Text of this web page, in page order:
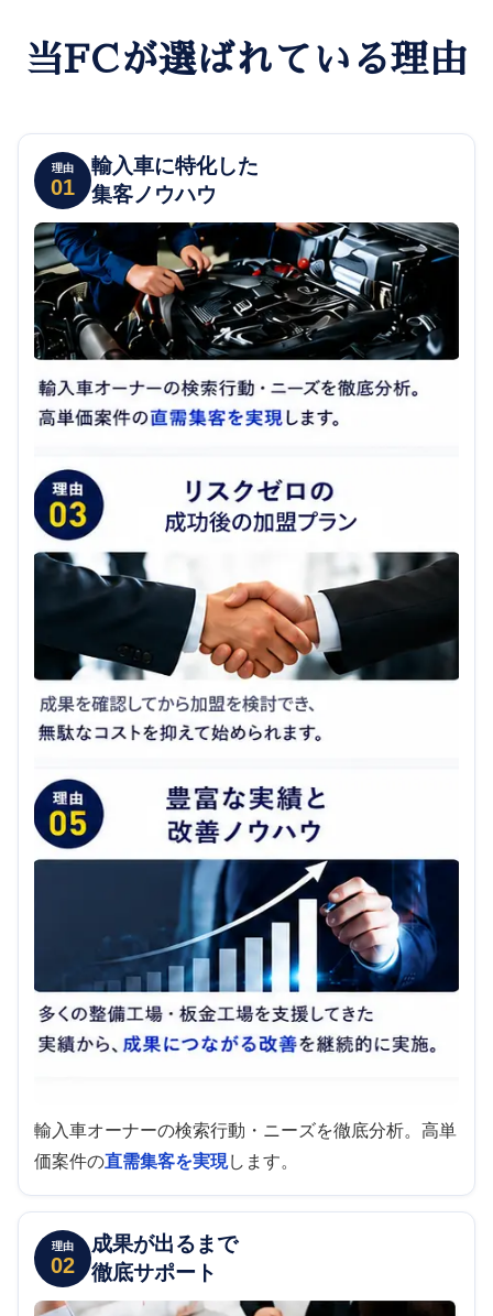
当FCが選ばれている理由
理由
01
輸入車に特化した
集客ノウハウ
輸入車オーナーの検索行動・ニーズを徹底分析。高単
価案件の直需集客を実現します。
理由
02
成果が出るまで
徹底サポート